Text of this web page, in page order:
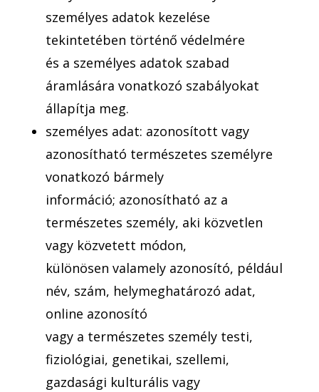
személyes adatok kezelése
tekintetében történő védelmére
és a személyes adatok szabad
áramlására vonatkozó szabályokat
állapítja meg.
személyes adat: azonosított vagy
azonosítható természetes személyre
vonatkozó bármely
információ; azonosítható az a
természetes személy, aki közvetlen
vagy közvetett módon,
különösen valamely azonosító, például
név, szám, helymeghatározó adat,
online azonosító
vagy a természetes személy testi,
fiziológiai, genetikai, szellemi,
gazdasági kulturális vagy